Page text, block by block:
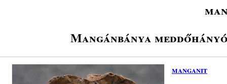
Mangánbánya
manganit